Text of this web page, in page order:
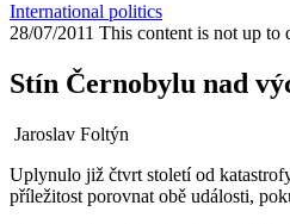
International politics
28/07/2011 This content is not up to
Stín Černobylu nad
Jaroslav Foltýn
Uplynulo již čtvrt století od
příležitost porovnat obě události,